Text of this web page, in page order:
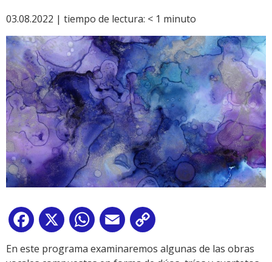
03.08.2022 | tiempo de lectura: < 1 minuto
Facebook
X WhatsApp
Email
Link
En este programa examinaremos algunas de las obras